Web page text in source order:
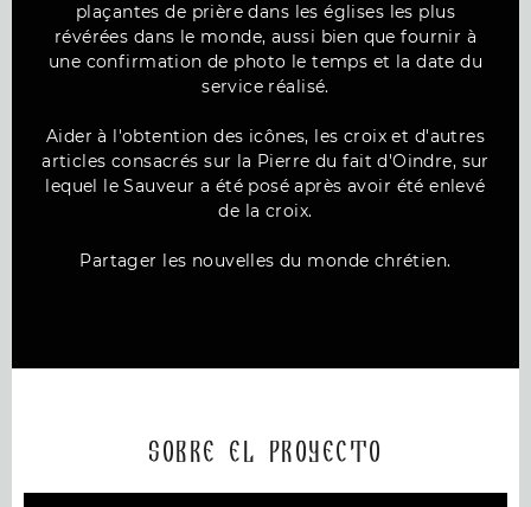
plaçantes de prière dans les églises les plus
révérées dans le monde, aussi bien que fournir à
une confirmation de photo le temps et la date du
service réalisé.
Aider à l'obtention des icônes, les croix et d'autres
articles consacrés sur la Pierre du fait d'Oindre, sur
lequel le Sauveur a été posé après avoir été enlevé
de la croix.
Partager les nouvelles du monde chrétien.
Sobre el proyecto